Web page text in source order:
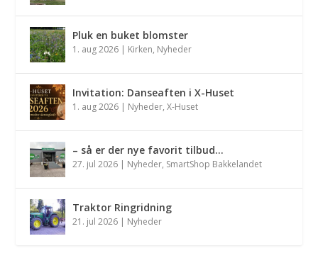
Pluk en buket blomster
1. aug 2026 | Kirken, Nyheder
Invitation: Danseaften i X-Huset
1. aug 2026 | Nyheder,X-Huset
– så er der nye favorit tilbud…
27. jul 2026 | Nyheder, SmartShop Bakkelandet
Traktor Ringridning
21. jul 2026 | Nyheder